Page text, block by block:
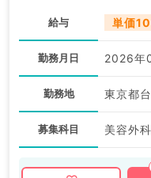
給与 単価
勤務月日 2026年
勤務地 東京都
募集科目 美容外